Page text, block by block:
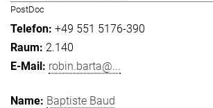
PostDoc
+49 551 5176-390
2.140
robin.barta@...
Baptiste Baud